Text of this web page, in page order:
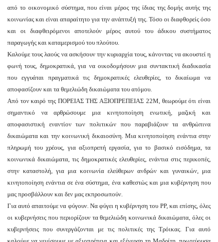
από το οικονομικό σύστημα, που είναι μέρος της ίδιας της δομής αυτής της
κοινωνίας και είναι απαραίτητο για την ανάπτυξή της. Τόσο οι διαφθορείς όσο
και οι διαφθειρόμενοι αποτελούν μέρος αυτού του άδικου συστήματος
παραγωγής και καταμερισμού του πλούτου.
Καλούμε τους λαούς να ασκήσουν την κυριαρχία τους, κάνοντας να ακουστεί η
φωνή τους, δημοκρατικά, για να οικοδομήσουν μια συντακτική διαδικασία
που εγγυάται πραγματικά τις δημοκρατικές ελευθερίες, το δικαίωμα να
αποφασίζουν και τα θεμελιώδη δικαιώματα του ατόμου.
Από τον καιρό της ΠΟΡΕΙΑΣ ΤΗΣ ΑΞΙΟΠΡΕΠΕΙΑΣ 22Μ, θεωρούμε ότι είναι
σημαντικό να αρθρώσουμε μια κινητοποίηση ενωτική, μαζική και
αποφασιστική εναντίον των πολιτικών που παραβιάζουν τα ανθρώπινα
δικαιώματα και την κοινωνική δικαιοσύνη. Μια κινητοποίηση ενάντια στην
πληρωμή του χρέους, για αξιοπρεπή εργασία, για το βασικό εισόδημα, τα
κοινωνικά δικαιώματα, τις δημοκρατικές ελευθερίες, ενάντια στις περικοπές,
στην καταστολή, για μια κοινωνία ελεύθερων ανδρών και γυναικών, μια
κινητοποίηση ενάντια σε ένα σύστημα, ένα καθεστώς και μια κυβέρνηση που
μας προσβάλλουν και δεν μας εκπροσωπούν.
Για αυτό απαιτούμε να φύγουν. Να φύγει η κυβέρνηση του ΡΡ, και επίσης, όλες
οι κυβερνήσεις που περιορίζουν τα θεμελιώδη κοινωνικά δικαιώματα, όλες οι
κυβερνήσεις που συνεργάζονται με τις πολιτικές της Τρόικας. Για αυτό